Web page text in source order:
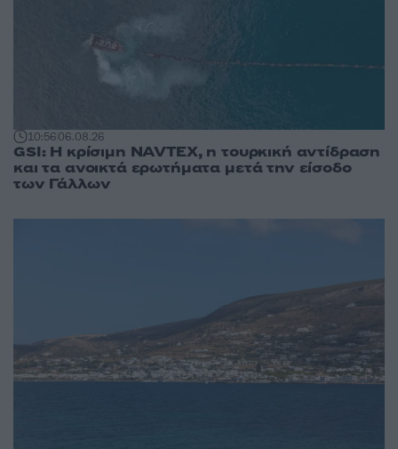
10:5606.08.26
GSI: Η κρίσιμη NAVTEX, η τουρκική αντίδραση
και τα ανοικτά ερωτήματα μετά την είσοδο
των Γάλλων